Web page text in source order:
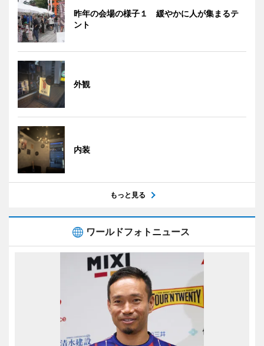
昨年の会場の様子１ 緩やかに人が集まるテ
ント
外観
内装
もっと見る
ワールドフォトニュース